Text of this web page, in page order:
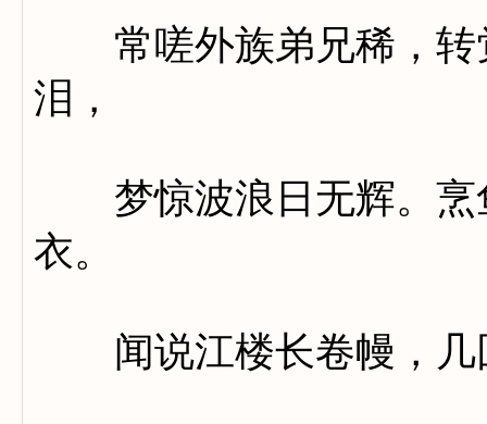
常嗟外族弟兄稀，转
泪，
梦惊波浪日无辉。烹
衣。
闻说江楼长卷幔，几